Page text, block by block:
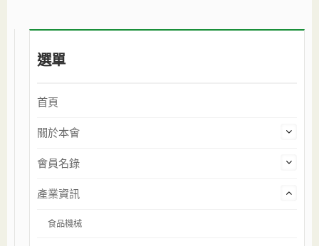
選單
首頁
關於本會
會員名錄
產業資訊
食品機械